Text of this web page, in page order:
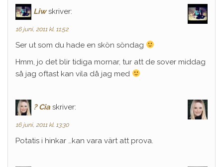
Liw skriver:
16 juni, 2011 kl. 11:52
Ser ut som du hade en skön söndag
Hmm, jo det blir tidiga mornar, tur att de sover middag
så jag oftast kan vila då jag med
? Cia skriver:
16 juni, 2011 kl. 13:30
Potatis i hinkar …kan vara värt att prova.